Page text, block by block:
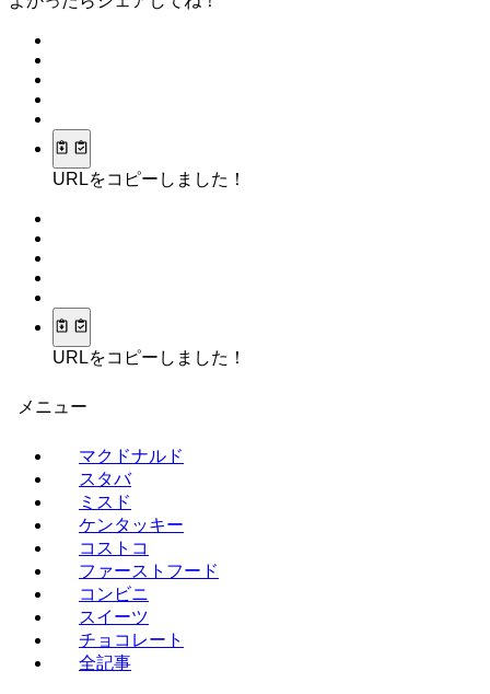
URLをコピーしました！
URLをコピーしました！
メニュー
マクドナルド
スタバ
ミスド
ケンタッキー
コストコ
ファーストフード
コンビニ
スイーツ
チョコレート
全記事